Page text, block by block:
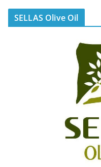
SELLAS Olive Oil